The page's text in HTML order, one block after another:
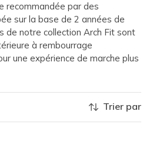
recommandée par des
sur la base de 2 années de
de notre collection Arch Fit sont
à rembourrage
une expérience de marche plus
Trier par